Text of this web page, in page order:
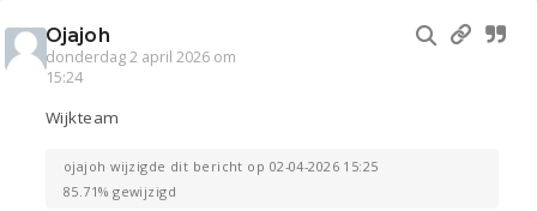
Ojajoh
donderdag 2 april 2026 om
15:24
Wijkteam
ojajoh wijzigde dit bericht op 02-04-2026 15:25
85.71% gewijzigd